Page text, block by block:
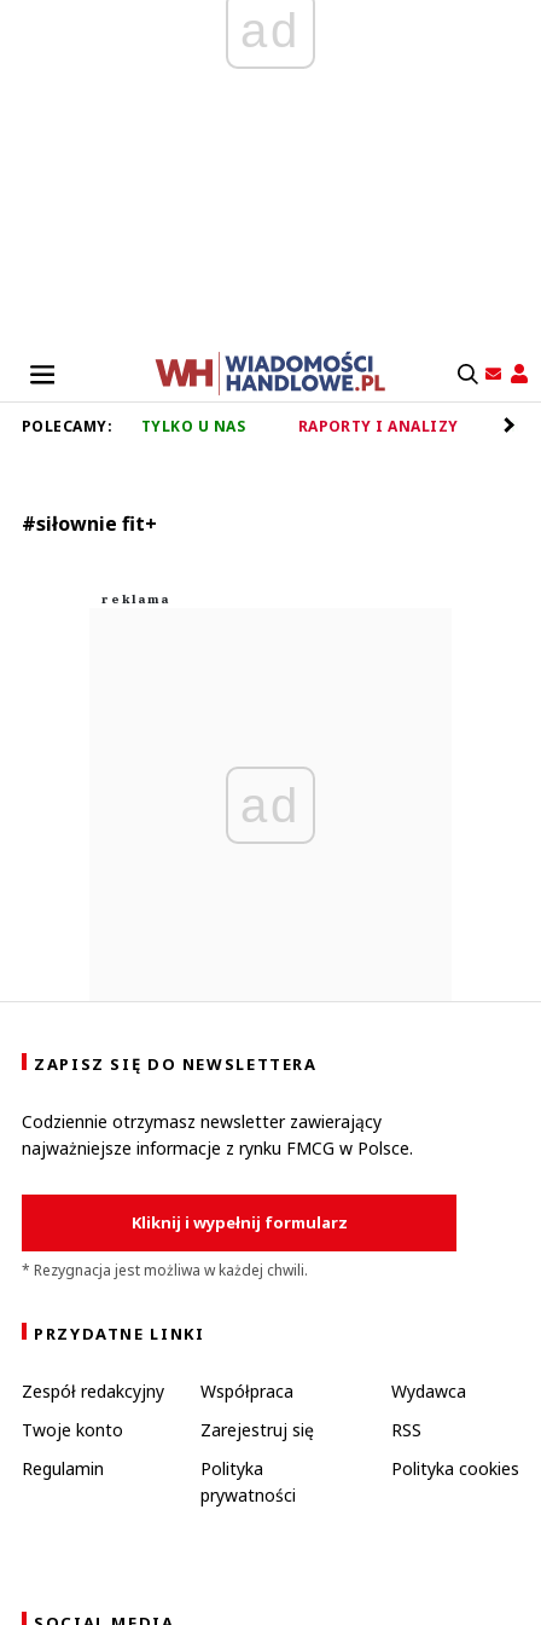
ad
POLECAMY: TYLKO U NAS RAPORTY I ANALIZY
#siłownie fit+
ad
ZAPISZ SIĘ DO NEWSLETTERA
Codziennie otrzymasz newsletter zawierający
najważniejsze informacje z rynku FMCG w Polsce.
Kliknij i wypełnij formularz
* Rezygnacja jest możliwa w każdej chwili.
PRZYDATNE LINKI
Zespół redakcyjny Współpraca
Wydawca
Twoje konto
Zarejestruj się
RSS
Regulamin
Polityka
prywatności
Polityka cookies